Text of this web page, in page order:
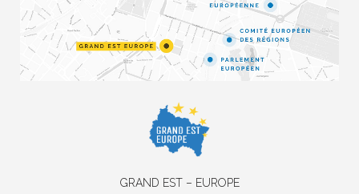
GRAND EST – EUROPE